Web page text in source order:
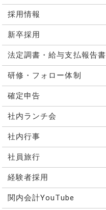
採用情報
新卒採用
法定調書・給与支払報告書
研修・フォロー体制
確定申告
社内ランチ会
社内行事
社員旅行
経験者採用
関内会計YouTube